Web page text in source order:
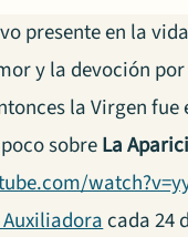
presente en la
y la devoción
la Virgen
sobreLa
cada 24